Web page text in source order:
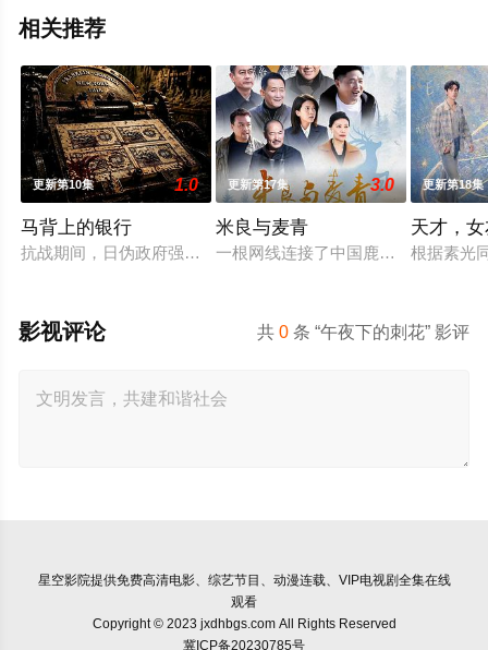
相关推荐
更新第10集 1.0
马背上的银行
抗战期间，日伪政府强行推广、使用由“中国准备银行”发行的
更新第17集 3.0
米良与麦青
一根网线连接了中国鹿鸣村和英国牛
更新第18集
天才，
根据素光
共0 条 “午夜下的刺花” 影评
影视评论
星空影院提供免费高清电影、综艺节目、动漫连载、VIP电视剧全集在线
观看
Copyright © 2023 jxdhbgs.com All Rights Reserved
冀ICP备20230785号